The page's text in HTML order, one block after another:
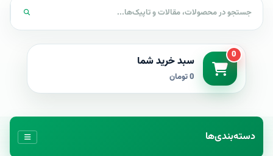
0 سبد خرید شما
0 تومان
دسته‌بندی‌ها